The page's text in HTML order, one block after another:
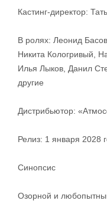
Кастинг-директор:
В ролях: Леонид
Никита Кологривый,
Илья Лыков, Данил
другие
Дистрибьютор:
Релиз: 1 января 2028
Синопсис
Озорной и